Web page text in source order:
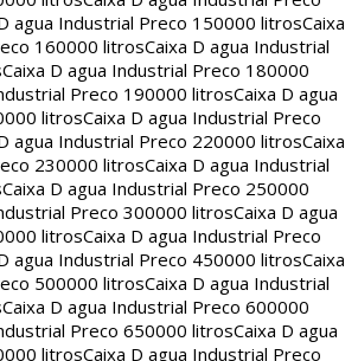
agua Industrial Preco 150000 litrosCaixa
160000 litrosCaixa D agua Industrial
Caixa D agua Industrial Preco 180000
Preco 190000 litrosCaixa D agua
litrosCaixa D agua Industrial Preco
agua Industrial Preco 220000 litrosCaixa
230000 litrosCaixa D agua Industrial
Caixa D agua Industrial Preco 250000
Preco 300000 litrosCaixa D agua
litrosCaixa D agua Industrial Preco
agua Industrial Preco 450000 litrosCaixa
500000 litrosCaixa D agua Industrial
Caixa D agua Industrial Preco 600000
Preco 650000 litrosCaixa D agua
litrosCaixa D agua Industrial Preco